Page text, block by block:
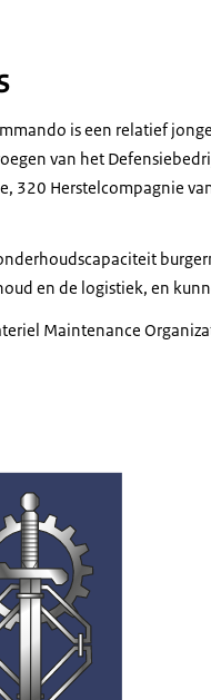
is een relatief
van het
320 Herstelcompagnie
en de logistiek, en
Maintenance
van embleem